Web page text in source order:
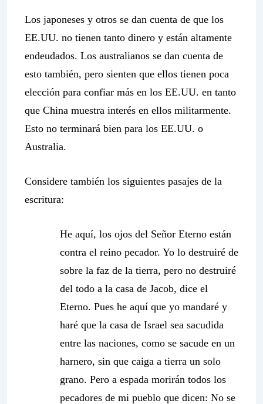
Los japoneses y otros se dan cuenta de que los
EE.UU. no tienen tanto dinero y están altamente
endeudados. Los australianos se dan cuenta de
esto también, pero sienten que ellos tienen poca
elección para confiar más en los EE.UU. en tanto
que China muestra interés en ellos militarmente.
Esto no terminará bien para los EE.UU. o
Australia.
Considere también los siguientes pasajes de la
escritura:
He aquí, los ojos del Señor Eterno están
contra el reino pecador. Yo lo destruiré de
sobre la faz de la tierra, pero no destruiré
del todo a la casa de Jacob, dice el
Eterno. Pues he aquí que yo mandaré y
haré que la casa de Israel sea sacudida
entre las naciones, como se sacude en un
harnero, sin que caiga a tierra un solo
grano. Pero a espada morirán todos los
pecadores de mi pueblo que dicen: No se